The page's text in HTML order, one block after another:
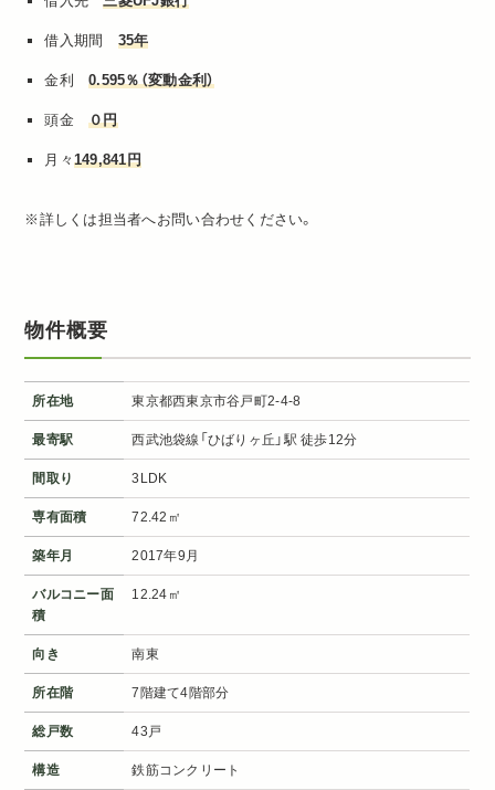
借入期間 35年
金利0.595％（変動金利）
頭金０円
月々 149,841円
※詳しくは担当者へお問い合わせください。
物件概要
所在地 東京都西東京市谷戸町2-4-8
最寄駅 西武池袋線「ひばりヶ丘」駅 徒歩12分
間取り 3LDK
専有面積 72.42㎡
築年月 2017年9月
バルコニー面
積
12.24㎡
向き 南東
所在階 7階建て4階部分
総戸数 43戸
構造 鉄筋コンクリート